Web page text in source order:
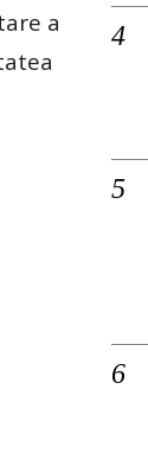
a